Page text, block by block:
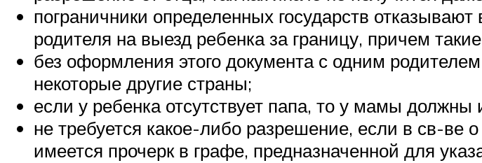
пограничники определенных государств
родителя на выезд ребенка за границу, причем
без оформления этого документа с одним
некоторые другие страны;
если у ребенка отсутствует папа, то у мамы
не требуется какое-либо разрешение, если в св-ве
имеется прочерк в графе, предназначенной для